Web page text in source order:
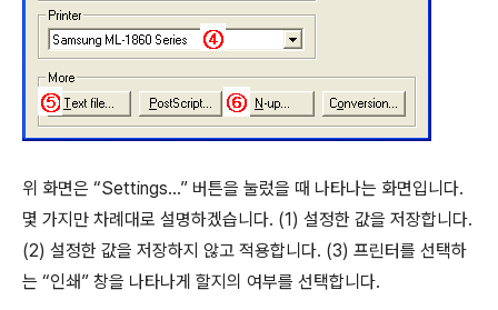
위 화면은 “Settings…” 버튼을 눌렀을 때 나타나는 화면입니다.
몇 가지만 차례대로 설명하겠습니다. (1) 설정한 값을 저장합니다.
(2) 설정한 값을 저장하지 않고 적용합니다. (3) 프린터를 선택하
는 “인쇄” 창을 나타나게 할지의 여부를 선택합니다.